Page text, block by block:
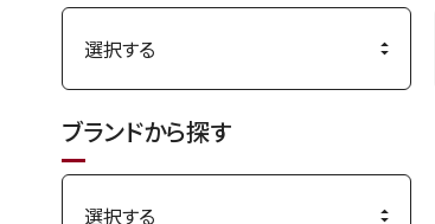
ブランドから探す